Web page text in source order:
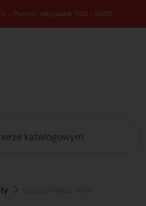
zakupowa 7:00 - 16:00